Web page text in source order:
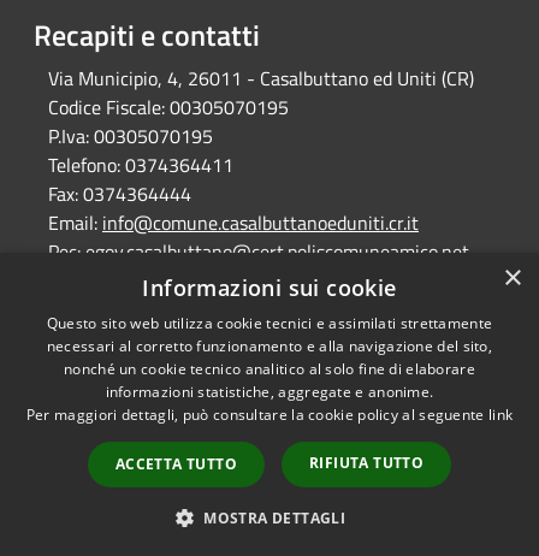
Recapiti e contatti
Via Municipio, 4, 26011 - Casalbuttano ed Uniti (CR)
Codice Fiscale:00305070195
P.Iva:00305070195
Telefono:0374364411
Fax:0374364444
Email: info@comune.casalbuttanoeduniti.cr.it
Pec: egov.casalbuttano@cert.poliscomuneamico.net
RSS
Accessibilità
Cookie
Mappa del sito
dichiarazione di
Copyright © 2026 • Comune di
Casalbuttano ed Uniti •
Powered byMunicipium
Accesso redazione
×
Informazioni sui cookie
Questo sito web utilizza cookie tecnici e assimilati strettamente
necessari al corretto funzionamento e alla navigazione del sito,
nonché un cookie tecnico analitico al solo fine di elaborare
informazioni statistiche, aggregate e anonime.
Per maggiori dettagli, può consultare la cookie policy al seguente link
ACCETTA TUTTO RIFIUTA TUTTO
MOSTRA DETTAGLI